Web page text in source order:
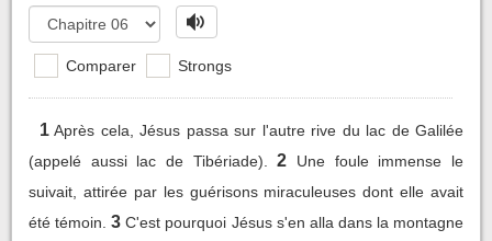
Comparer Strongs
1 Après cela, Jésus passa sur l'autre rive du lac de Galilée
(appelé aussi lac de Tibériade).
2
Une foule immense le
suivait, attirée par les guérisons miraculeuses dont elle avait
été témoin. 3 C'est pourquoi Jésus s'en alla dans la montagne